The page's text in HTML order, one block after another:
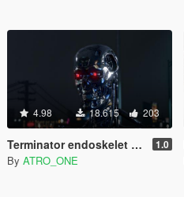
4.98 18.615 203
Terminator endoskelet T-800 MK11(Add-On) 1.0
By ATRO_ONE